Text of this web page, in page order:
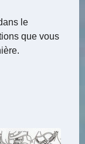
le
que vous